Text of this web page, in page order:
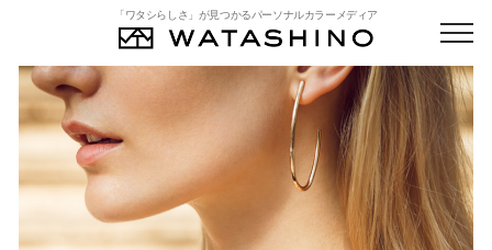
「ワタシらしさ」が見つかるパーソナルカラーメディア